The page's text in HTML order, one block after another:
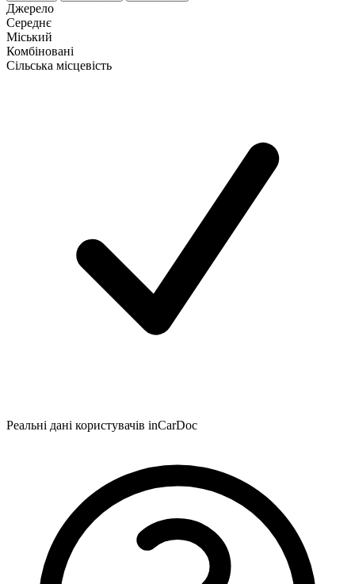
Джерело
Середнє
Міський
Комбіновані
Сільська місцевість
Реальні дані користувачів inCarDoc